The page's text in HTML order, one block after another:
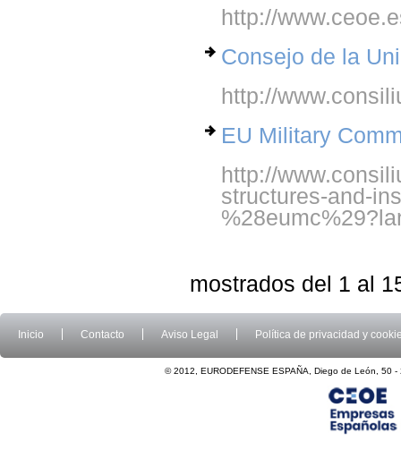
http://
Consejo de la
http://
EU Military
http://
structures-and-
mostrados del 1 al
Inicio Contacto Aviso Legal Política de privacidad y
© 2012, EURODEFENSE ESPAÑA, Diego de León, 50